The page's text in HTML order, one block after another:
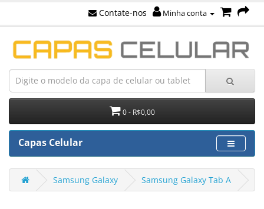
Contate-nos Minha conta
0 - R$0,00
Capas Celular
Samsung Galaxy Samsung Galaxy Tab A